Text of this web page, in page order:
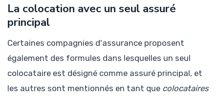
La colocation avec un seul assuré
principal
Certaines compagnies d'assurance proposent
également des formules dans lesquelles un seul
colocataire est désigné comme assuré principal, et
les autres sont mentionnés en tant que colocataires